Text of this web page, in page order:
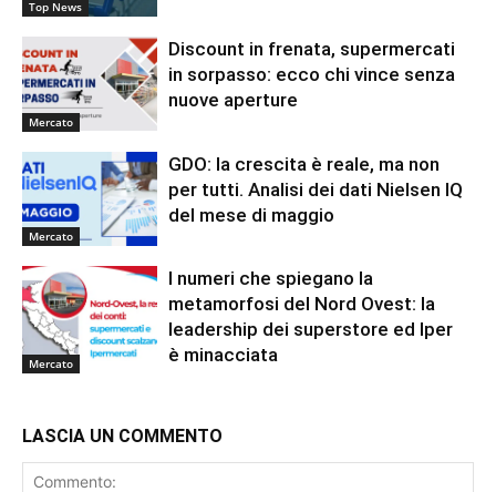
Top News
Mercato
Discount in frenata, supermercati
in sorpasso: ecco chi vince senza
nuove aperture
Mercato
GDO: la crescita è reale, ma non
per tutti. Analisi dei dati Nielsen IQ
del mese di maggio
Mercato
I numeri che spiegano la
metamorfosi del Nord Ovest: la
leadership dei superstore ed Iper
è minacciata
LASCIA UN COMMENTO